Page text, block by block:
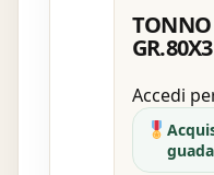
TONNO
Accedi